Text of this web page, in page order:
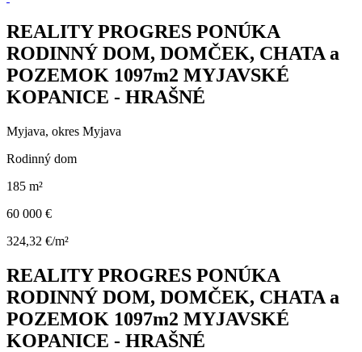
REALITY PROGRES PONÚKA
RODINNÝ DOM, DOMČEK, CHATA a
POZEMOK 1097m2 MYJAVSKÉ
KOPANICE - HRAŠNÉ
Myjava, okres Myjava
Rodinný dom
185 m²
60 000 €
324,32 €/m²
REALITY PROGRES PONÚKA
RODINNÝ DOM, DOMČEK, CHATA a
POZEMOK 1097m2 MYJAVSKÉ
KOPANICE - HRAŠNÉ